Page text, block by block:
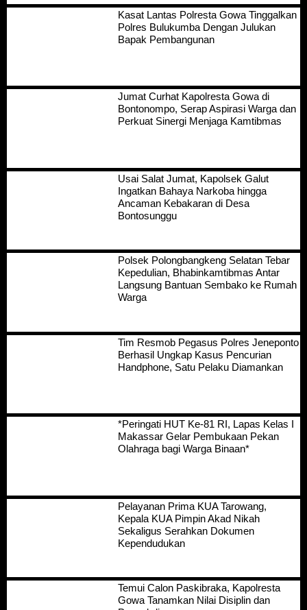
Kasat Lantas Polresta Gowa Tinggalkan
Polres Bulukumba Dengan Julukan
Bapak Pembangunan
Jumat Curhat Kapolresta Gowa di
Bontonompo, Serap Aspirasi Warga dan
Perkuat Sinergi Menjaga Kamtibmas
Usai Salat Jumat, Kapolsek Galut
Ingatkan Bahaya Narkoba hingga
Ancaman Kebakaran di Desa
Bontosunggu
Polsek Polongbangkeng Selatan Tebar
Kepedulian, Bhabinkamtibmas Antar
Langsung Bantuan Sembako ke Rumah
Warga
Tim Resmob Pegasus Polres Jeneponto
Berhasil Ungkap Kasus Pencurian
Handphone, Satu Pelaku Diamankan
*Peringati HUT Ke-81 RI, Lapas Kelas I
Makassar Gelar Pembukaan Pekan
Olahraga bagi Warga Binaan*
Pelayanan Prima KUA Tarowang,
Kepala KUA Pimpin Akad Nikah
Sekaligus Serahkan Dokumen
Kependudukan
Temui Calon Paskibraka, Kapolresta
Gowa Tanamkan Nilai Disiplin dan